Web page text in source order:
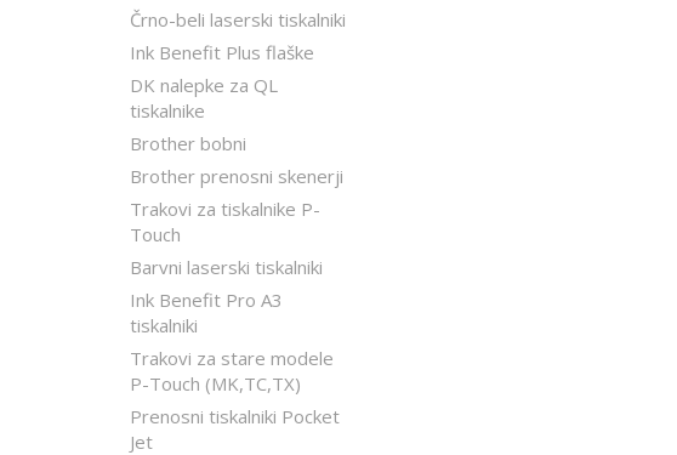
Črno-beli laserski tiskalniki
Ink Benefit Plus flaške
DK nalepke za QL
tiskalnike
Brother bobni
Brother prenosni skenerji
Trakovi za tiskalnike P-
Touch
Barvni laserski tiskalniki
Ink Benefit Pro A3
tiskalniki
Trakovi za stare modele
P-Touch (MK,TC,TX)
Prenosni tiskalniki Pocket
Jet